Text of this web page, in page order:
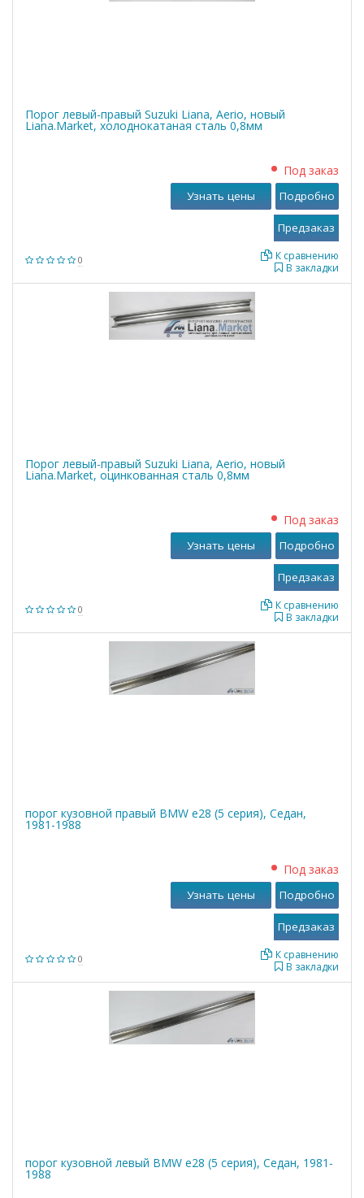
Порог левый-правый Suzuki Liana, Aerio, новый
Liana.Market, холоднокатаная сталь 0,8мм
0
Под заказ
В закладки
К сравнению
Узнать цены Подробно
Порог левый-правый Suzuki Liana, Aerio, новый
Liana.Market, оцинкованная сталь 0,8мм
0
Под заказ
В закладки
К сравнению
Узнать цены Подробно
порог кузовной правый BMW е28 (5 серия), Седан,
1981-1988
0
Под заказ
В закладки
К сравнению
Узнать цены Подробно
порог кузовной левый BMW е28 (5 серия), Седан, 1981-
1988